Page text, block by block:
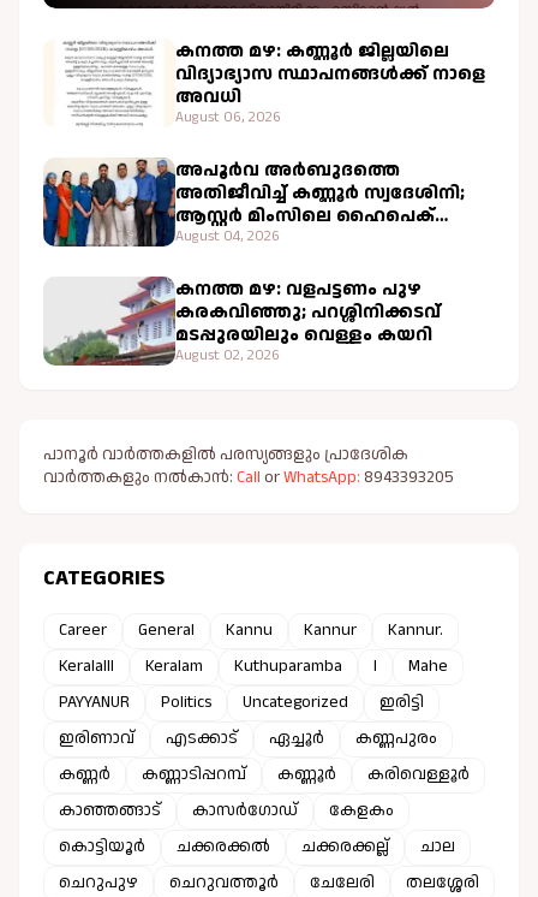
കനത്ത മഴ: കണ്ണൂർ ജില്ലയിലെ
വിദ്യാഭ്യാസ സ്ഥാപനങ്ങൾക്ക് നാളെ
അവധി
August 06, 2026
അപൂർവ അർബുദത്തെ
അതിജീവിച്ച് കണ്ണൂർ സ്വദേശിനി;
ആസ്റ്റർ മിംസിലെ ഹൈപെക്
ചികിത്സ വിജയകരം
August 04, 2026
കനത്ത മഴ: വളപട്ടണം പുഴ
കരകവിഞ്ഞു; പറശ്ശിനിക്കടവ്
മടപ്പുരയിലും വെള്ളം കയറി
August 02, 2026
പാനൂർ വാർത്തകളിൽ പരസ്യങ്ങളും പ്രാദേശിക
വാർത്തകളും നൽകാൻ: Call orWhatsApp: 8943393205
CATEGORIES
Career General Kannu Kannur
Kannur.
Keralalll
Keralam Kuthuparamba l
Mahe
PAYYANUR
Politics Uncategorized
ഇരിട്ടി
ഇരിണാവ്
എടക്കാട് ഏച്ചൂർ
കണ്ണപുരം
കണ്ണർ
കണ്ണാടിപ്പറമ്പ് കണ്ണൂർ
കരിവെള്ളൂർ
കാഞ്ഞങ്ങാട്
കാസർഗോഡ്
കേളകം
കൊട്ടിയൂർ
ചക്കരക്കൽ ചക്കരക്കല്ല്
ചാല
ചെറുപുഴ
ചെറുവത്തൂർ ചേലേരി
തലശ്ശേരി